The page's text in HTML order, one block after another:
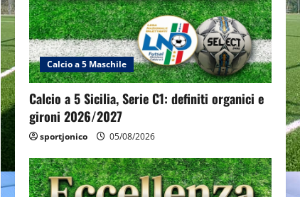
Calcio a 5 Maschile
Calcio a 5 Sicilia, Serie C1: definiti organici e
gironi 2026/2027
sportjonico 05/08/2026